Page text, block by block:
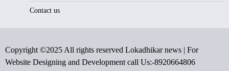
Contact us
Copyright ©2025 All rights reserved Lokadhikar news | For
Website Designing and Development call Us:-8920664806